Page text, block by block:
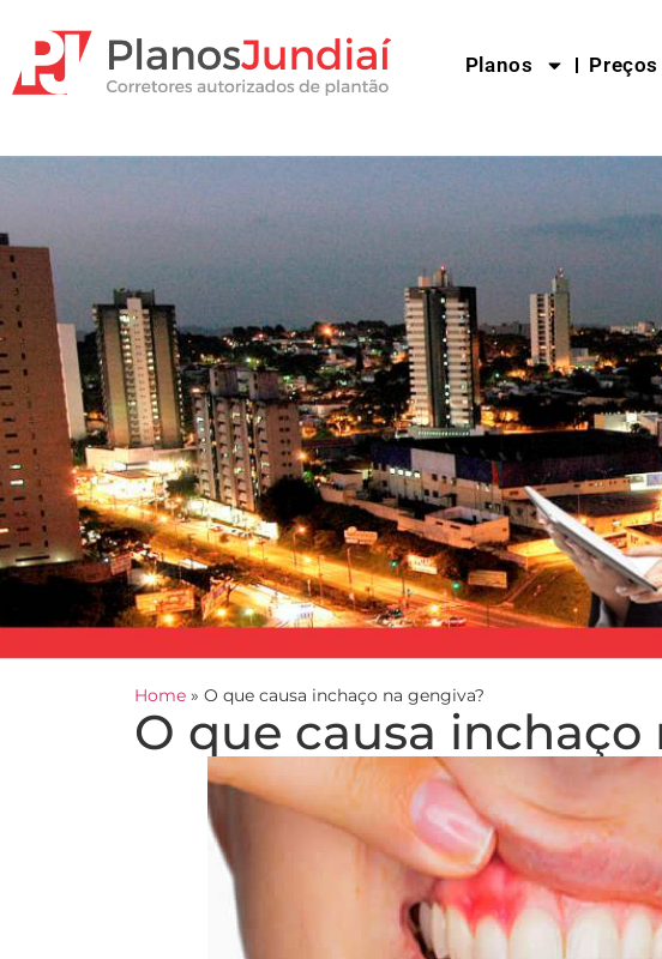
Planos Preços
Home » O que causa inchaço na gengiva?
O que causa inchaço